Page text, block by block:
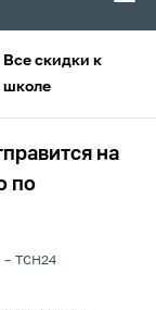
Все скидки к
школе
на
по
ТСН24